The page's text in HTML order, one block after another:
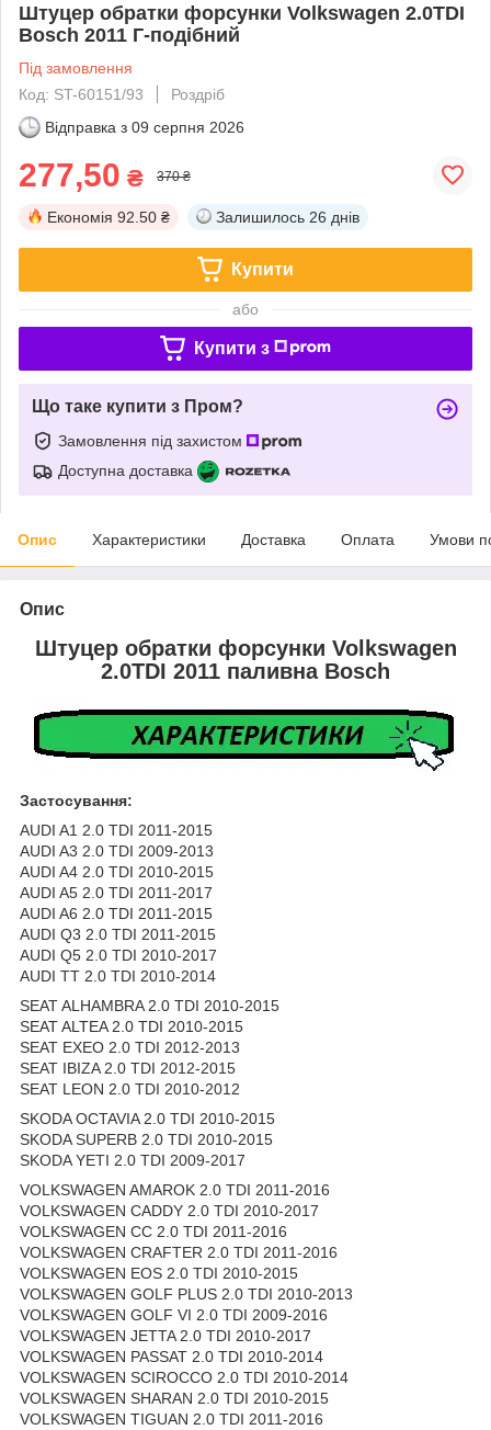
Штуцер обратки форсунки Volkswagen 2.0TDI
Bosch 2011 Г-подібний
Під замовлення
Код: ST-60151/93
Роздріб
Відправка з 09 серпня 2026
277,50 ₴ 370 ₴
Економія 92.50 ₴ Залишилось 26 днів
Купити
або
Купити з
Що таке купити з Пром?
Замовлення під захистом
Доступна доставка
Опис Характеристики Доставка Оплата Умови
Опис
Штуцер обратки форсунки Volkswagen
2.0TDI 2011 паливна Bosch
Застосування:
AUDI A1 2.0 TDI 2011-2015
AUDI A3 2.0 TDI 2009-2013
AUDI A4 2.0 TDI 2010-2015
AUDI A5 2.0 TDI 2011-2017
AUDI A6 2.0 TDI 2011-2015
AUDI Q3 2.0 TDI 2011-2015
AUDI Q5 2.0 TDI 2010-2017
AUDI TT 2.0 TDI 2010-2014
SEAT ALHAMBRA 2.0 TDI 2010-2015
SEAT ALTEA 2.0 TDI 2010-2015
SEAT EXEO 2.0 TDI 2012-2013
SEAT IBIZA 2.0 TDI 2012-2015
SEAT LEON 2.0 TDI 2010-2012
SKODA OCTAVIA 2.0 TDI 2010-2015
SKODA SUPERB 2.0 TDI 2010-2015
SKODA YETI 2.0 TDI 2009-2017
VOLKSWAGEN AMAROK 2.0 TDI 2011-2016
VOLKSWAGEN CADDY 2.0 TDI 2010-2017
VOLKSWAGEN CC 2.0 TDI 2011-2016
VOLKSWAGEN CRAFTER 2.0 TDI 2011-2016
VOLKSWAGEN EOS 2.0 TDI 2010-2015
VOLKSWAGEN GOLF PLUS 2.0 TDI 2010-2013
VOLKSWAGEN GOLF VI 2.0 TDI 2009-2016
VOLKSWAGEN JETTA 2.0 TDI 2010-2017
VOLKSWAGEN PASSAT 2.0 TDI 2010-2014
VOLKSWAGEN SCIROCCO 2.0 TDI 2010-2014
VOLKSWAGEN SHARAN 2.0 TDI 2010-2015
VOLKSWAGEN TIGUAN 2.0 TDI 2011-2016